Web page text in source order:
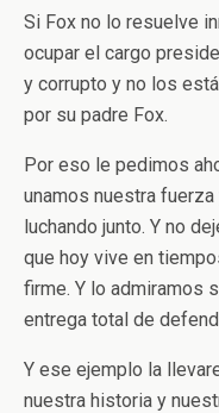
Si Fox no lo resuelve
ocupar el cargo
y corrupto y no los
por su padre Fox.
Por eso le pedimos
unamos nuestra
luchando junto. Y no
que hoy vive en
firme. Y lo admiramos
entrega total de
Y ese ejemplo la
nuestra historia y